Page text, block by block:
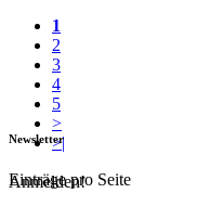
1
2
3
4
5
>
>|
Einträge pro Seite
Newsletter
Anmelden!